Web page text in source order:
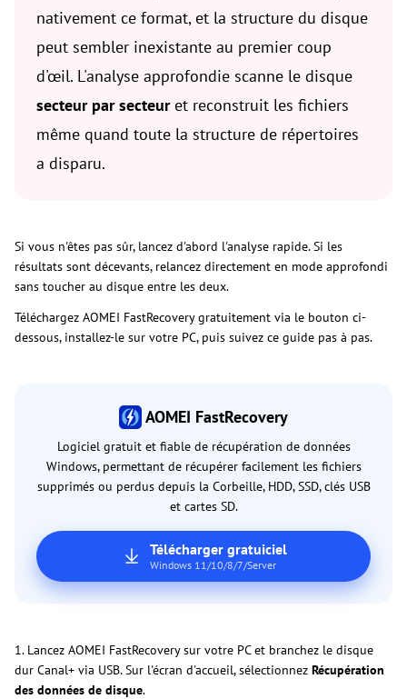
nativement ce format, et la structure du disque
peut sembler inexistante au premier coup
d'œil. L'analyse approfondie scanne le disque
secteur par secteuret reconstruit les fichiers
même quand toute la structure de répertoires
a disparu.
Si vous n'êtes pas sûr, lancez d'abord l'analyse rapide. Si les
résultats sont décevants, relancez directement en mode approfondi
sans toucher au disque entre les deux.
Téléchargez AOMEI FastRecovery gratuitement via le bouton ci-
dessous, installez-le sur votre PC, puis suivez ce guide pas à pas.
AOMEI FastRecovery
Logiciel gratuit et fiable de récupération de données
Windows, permettant de récupérer facilement les fichiers
supprimés ou perdus depuis la Corbeille, HDD, SSD, clés USB
et cartes SD.
Télécharger gratuiciel
Windows 11/10/8/7/Server
1. Lancez AOMEI FastRecovery sur votre PC et branchez le disque
dur Canal+ via USB. Sur l'écran d'accueil, sélectionnez Récupération
des données de disque.